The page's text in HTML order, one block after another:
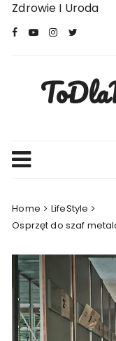
Skip
content
Zdrowie I Uroda
Home
LifeStyle
Osprzęt do szaf